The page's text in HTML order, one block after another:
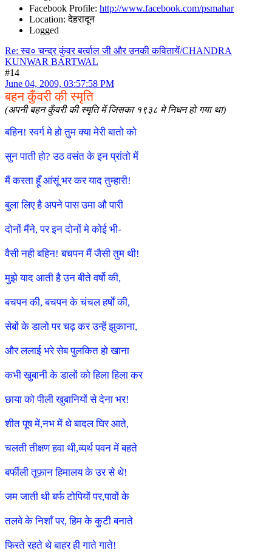
Facebook Profile: http://www.facebook.com/psmahar
Location: देहरादून
Logged
Re: स्व० चन्द्र कुंवर बर्त्वाल जी और उनकी कवितायें/CHANDRA
KUNWAR BARTWAL
#14
June 04, 2009, 03:57:58 PM
बहन कुँवरी की स्मृति
(अपनी बहन कुँवरी की स्मृति में जिसका १९३८ मे निधन हो गया था)
बहिन! स्वर्ग मे हो तुम क्या मेरी बातो को
सुन पाती हो? उठ वसंत के इन प्रांतो में
मैं करता हूँ आंसूं भर कर याद तुम्हारी!
बुला लिए है अपने पास उमा औ पारी
दोनों मैंने, पर इन दोनों मे कोई भी-
वैसी नही बहिन! बचपन मैं जैसी तुम थी!
मुझे याद आती है उन बीते वर्षो की,
बचपन की, बचपन के चंचल हर्षों की,
सेबों के डालो पर चढ़ कर उन्हें झुकाना,
और ललाई भरे सेब पुलकित हो खाना
कभी खुबानी के डालों को हिला हिला कर
छाया को पीली खुबानियों से देना भर!
शीत पूष में,नभ में थे बादल घिर आते,
चलती तीक्षण हवा थी,व्यर्थ पवन में बहते
बर्फीली तूफ़ान हिमालय के उर से थे!
जम जाती थी बर्फ टोपियों पर,पावों के
तलवे के निशाँ पर, हिम के कुटी बनाते
फिरते रहते थे बाहर ही गाते गाते!